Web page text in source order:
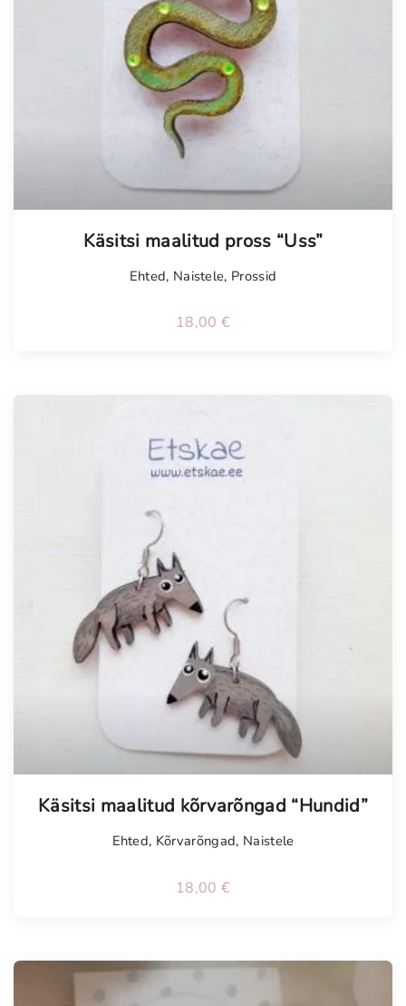
Käsitsi maalitud pross “Uss”
Ehted, Naistele, Prossid
18,00 €
Käsitsi maalitud kõrvarõngad “Hundid”
Ehted, Kõrvarõngad, Naistele
18,00 €